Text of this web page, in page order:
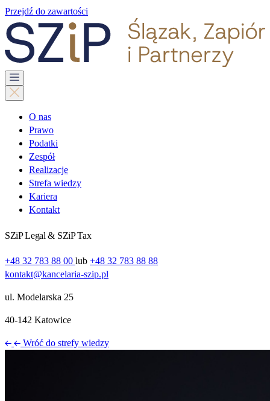
Przejdź do zawartości
O nas
Prawo
Podatki
Zespół
Realizacje
Strefa wiedzy
Kariera
Kontakt
SZiP Legal & SZiP Tax
+48 32 783 88 00 lub +48 32 783 88 88
kontakt@kancelaria-szip.pl
ul. Modelarska 25
40‑142 Katowice
Wróć do strefy wiedzy